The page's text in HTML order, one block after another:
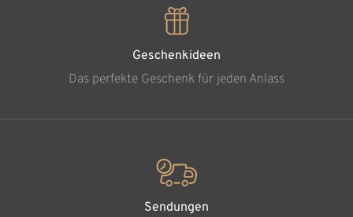
Geschenkideen
Das perfekte Geschenk für jeden Anlass
Sendungen